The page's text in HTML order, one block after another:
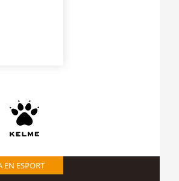
EN ESPORT